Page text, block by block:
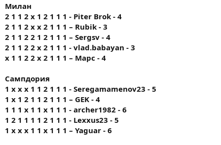
Милан
2 1 1 2 х 1 2 1 1 1 - Piter Brok - 4
2 1 1 2 х х 2 1 1 1 – Rubik - 3
2 1 1 2 2 1 2 1 1 1 – Sergsv - 4
2 1 1 2 2 х 2 1 1 1 - vlad.babayan - 3
х 1 1 2 2 х 2 1 1 1 – Марс - 4
Сампдория
1 х х х 1 1 2 1 1 1 - Seregamamenov23 - 5
1 х 1 2 1 1 2 1 1 1 – GEK - 4
1 1 1 х 1 1 х 1 1 1 - archer1982 - 6
1 2 1 1 1 1 2 1 1 1 - Lexxus23 - 5
1 х х х 1 1 х 1 1 1 – Yaguar - 6